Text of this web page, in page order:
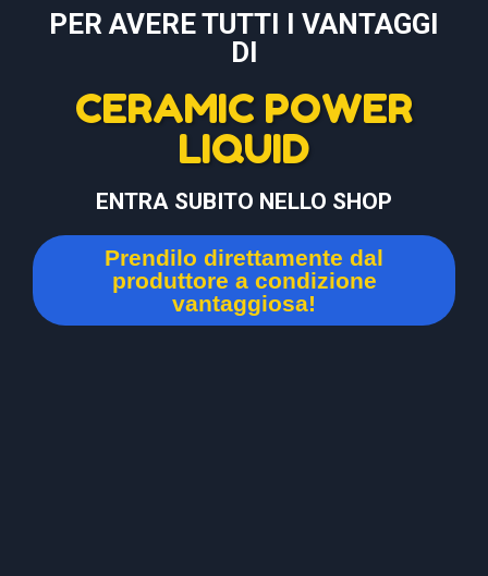
PER AVERE TUTTI I VANTAGGI
DI
CERAMIC POWER
LIQUID
ENTRA SUBITO NELLO SHOP
Prendilo direttamente dal
produttore a condizione
vantaggiosa!